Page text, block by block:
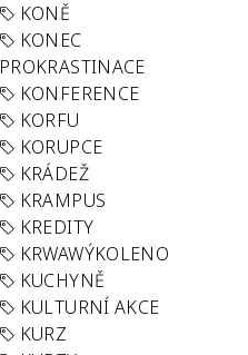
KONĚ
KONEC
PROKRASTINACE
KONFERENCE
KORFU
KORUPCE
KRÁDEŽ
KRAMPUS
KREDITY
KRWAWÝKOLENO
KUCHYNĚ
KULTURNÍ AKCE
KURZ